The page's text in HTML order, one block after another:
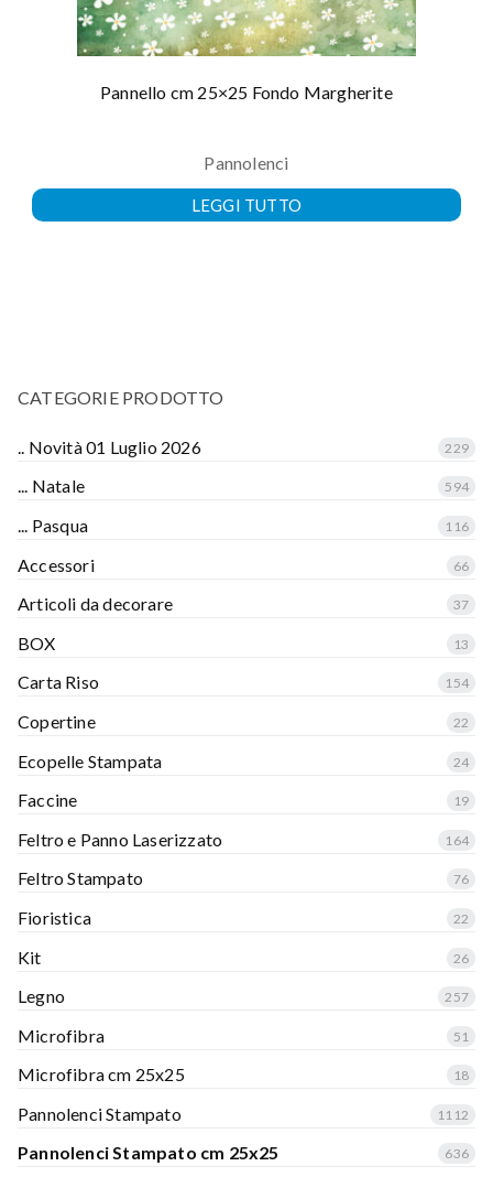
Pannello cm 25×25 Fondo Margherite
Pannolenci
LEGGI TUTTO
CATEGORIE PRODOTTO
.. Novità 01 Luglio 2026 229
... Natale 594
... Pasqua 116
Accessori 66
Articoli da decorare 37
BOX 13
Carta Riso 154
Copertine 22
Ecopelle Stampata 24
Faccine 19
Feltro e Panno Laserizzato 164
Feltro Stampato 76
Fioristica 22
Kit 26
Legno 257
Microfibra 51
Microfibra cm 25x25 18
Pannolenci Stampato 1112
Pannolenci Stampato cm 25x25 636